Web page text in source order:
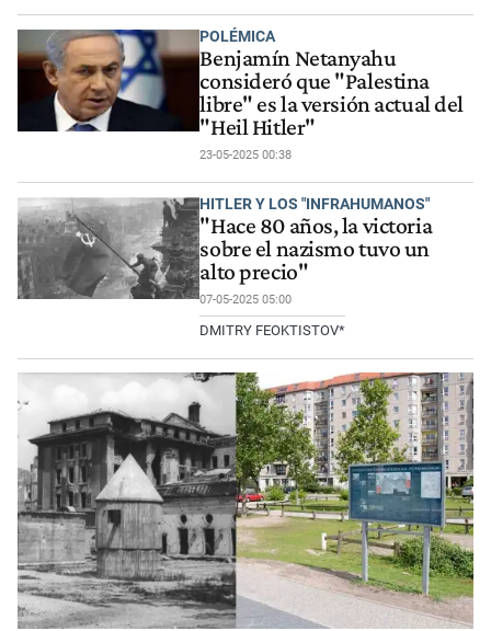
POLÉMICA
Benjamín Netanyahu
consideró que "Palestina
libre" es la versión actual del
"Heil Hitler"
23-05-2025 00:38
HITLER Y LOS "INFRAHUMANOS"
"Hace 80 años, la victoria
sobre el nazismo tuvo un
alto precio"
07-05-2025 05:00
DMITRY FEOKTISTOV*